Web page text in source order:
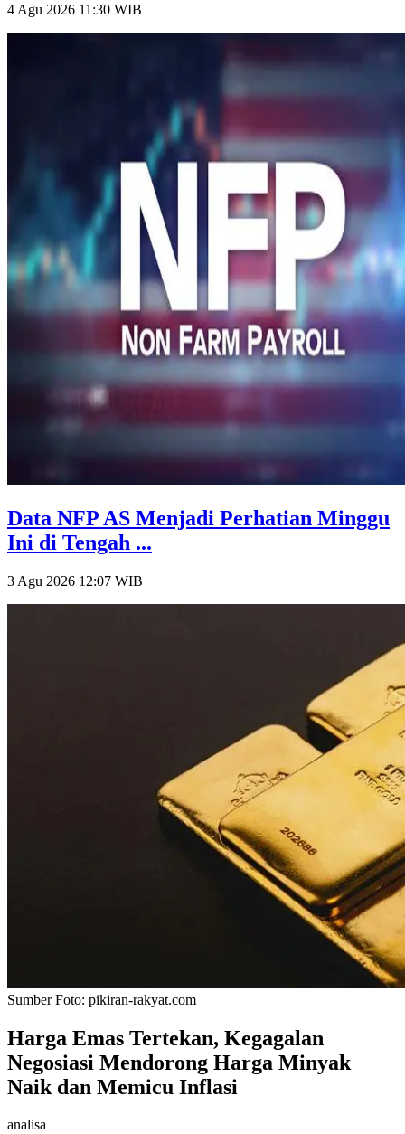
4 Agu 2026 11:30 WIB
Data NFP AS Menjadi Perhatian Minggu
Ini di Tengah ...
3 Agu 2026 12:07 WIB
Sumber Foto: pikiran-rakyat.com
Harga Emas Tertekan, Kegagalan
Negosiasi Mendorong Harga Minyak
Naik dan Memicu Inflasi
analisa